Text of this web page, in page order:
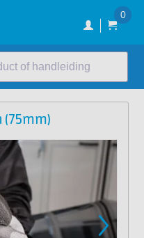
0
of handleiding
(75mm)